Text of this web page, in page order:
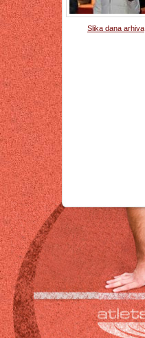
Slika dana arhiva